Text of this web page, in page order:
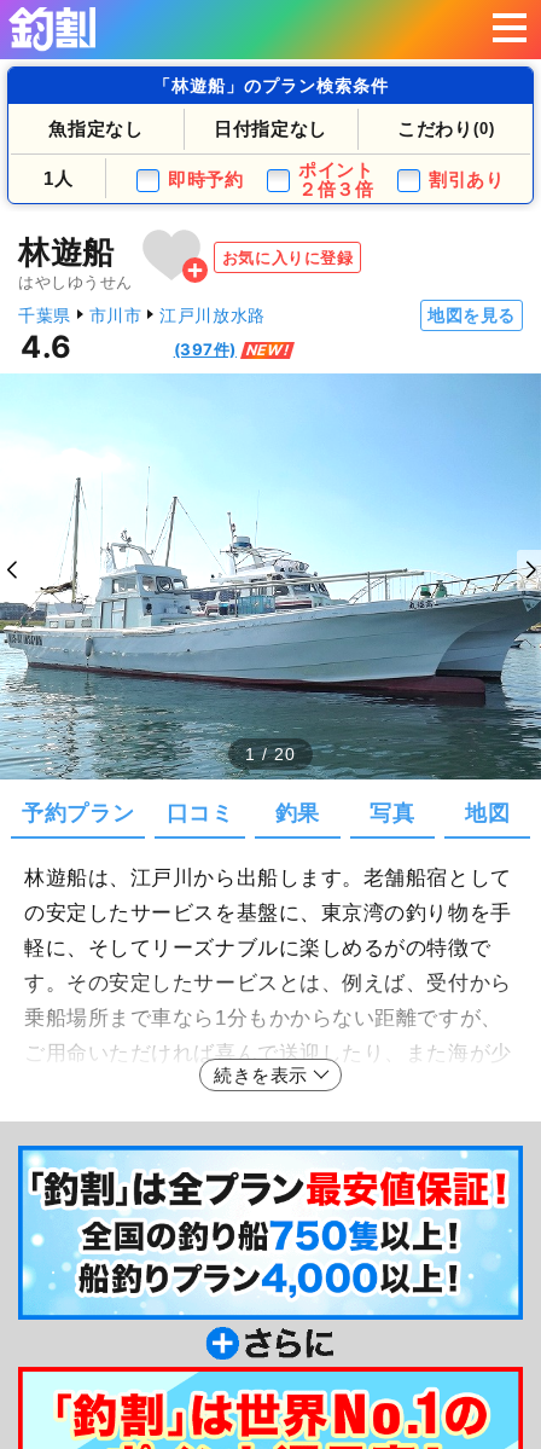
「林遊船」のプラン検索条件
魚指定なし 日付指定なし こだわり (0)
1人 即時予約
ポイント
２倍３倍
割引あり
林遊船
はやしゆうせん
お気に入りに登録
千葉県 市川市 江戸川放水路 地図を見る
4.6 (397件) NEW!
1/20
予約プラン 口コミ 釣果 写真 地図
林遊船は、江戸川から出船します。老舗船宿として
の安定したサービスを基盤に、東京湾の釣り物を手
軽に、そしてリーズナブルに楽しめるがの特徴で
す。その安定したサービスとは、例えば、受付から
乗船場所まで車なら1分もかからない距離ですが、
ご用命いただければ喜んで送迎したり、また海が少
しでも荒れることが予想されれば無理をして出船し
ないなど、安全やお客様の気持ちに対する配慮も行
き届いています。東京湾で釣れる四季折々の乗合出
船のほか、手軽なチャーターボートも複数あり人気
のシーバスフィッシングにも対応しています。
釣り船からのメッセージ
皆さま、こんにちは！江戸川放水路の林遊船で
す。先代より続いて、今、私で4代目となります。
皆さまには「安心して釣りを楽しんでいただく」こ
とを念頭において、日々精進しております。エサ釣
続きを表示